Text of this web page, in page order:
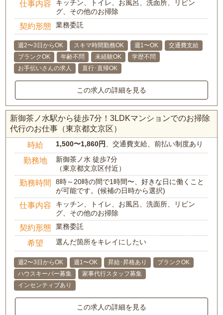
仕事内容
キッチン、トイレ、お風呂、洗面所、リビン
グ、その他のお掃除
契約形態 業務委託
週2〜3日からOK スキマ時間勤務OK 週1〜OK
交通費支給
ブランクOK
年齢不問 未経験OK
学歴不問
お手伝いさんの求人
直行･直帰OK
この求人の詳細を見る
新御茶ノ水駅から徒歩7分！3LDKマンションでのお掃除
代行のお仕事（東京都文京区）
時給 1,500〜1,860円、交通費支給、前払い制度あり
勤務地
新御茶ノ水 徒歩7分
（東京都文京区付近）
勤務時間
8時～20時の間で1時間〜、好きな日に働くこと
が可能です。(候補の日時から選択)
仕事内容
キッチン、トイレ、お風呂、洗面所、リビン
グ、その他のお掃除
契約形態 業務委託
希望 選んだ箇所をキレイにしたい
週2〜3日からOK 週1〜OK 昇給･昇格あり
ブランクOK
ハウスキーパー募集
家事代行スタッフ募集
インセンティブあり
この求人の詳細を見る